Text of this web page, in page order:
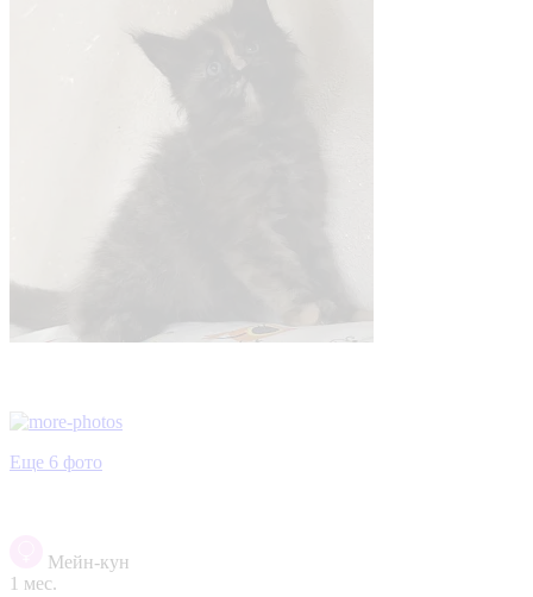
Еще 6 фото
Мейн-кун
1 мес.